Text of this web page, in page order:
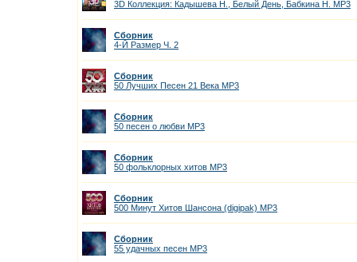
3D Коллекция: Кадышева Н., Белый День, Бабкина Н. MP3
Сборник
4-Й Размер Ч. 2
Сборник
50 Лучших Песен 21 Века МР3
Сборник
50 песен о любви MP3
Сборник
50 фольклорных хитов MP3
Сборник
500 Минут Хитов Шансона (digipak) MP3
Сборник
55 удачных песен MP3